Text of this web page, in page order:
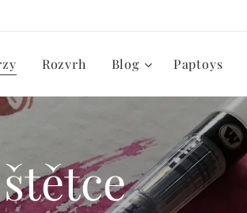
Rozvrh Blog Paptoys